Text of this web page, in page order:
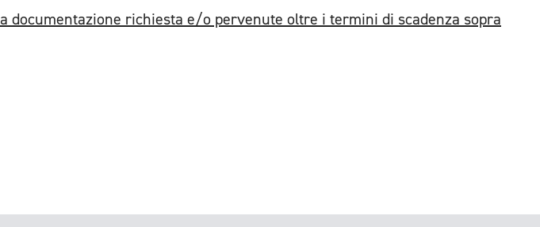
documentazione richiesta e/o pervenute oltre i termini di scadenza sopra